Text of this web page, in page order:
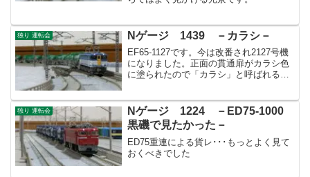
独り 運転会 Nゲージ 1439 －カラシ－
EF65-1127です。今は改番され2127号機
になりました。正面の貫通扉がカラシ色
に塗られたので「カラシ」と呼ばれるよ
独り 運転会
Nゲージ 1224 －ED75-1000
黒磯で見たかった－
ED75重連による貨レ･･･もっとよく見て
おくべきでした